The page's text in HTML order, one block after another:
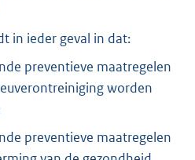
in ieder geval in dat:
preventieve maatregelen
worden
preventieve maatregelen